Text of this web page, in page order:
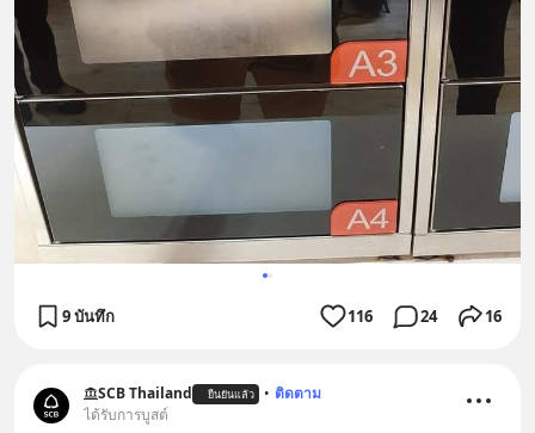
9 บันทึก 116 24 16
SCB Thailand ยืนยันแล้ว • ติดตาม
ได้รับการบูสต์